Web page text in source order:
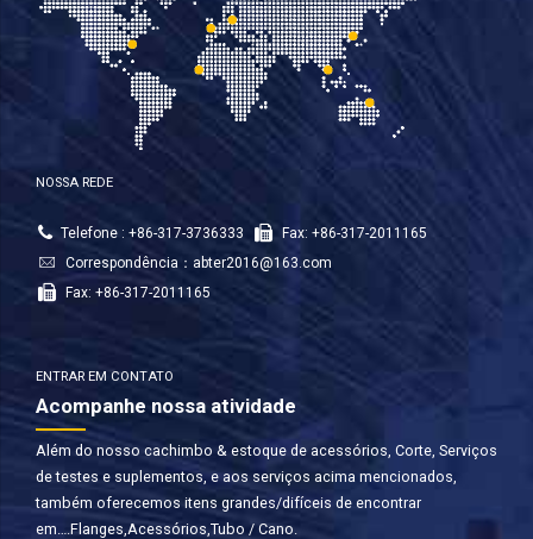
NOSSA REDE
Telefone : +86-317-3736333
Fax: +86-317-2011165
Correspondência： abter2016@163.com
Fax: +86-317-2011165
ENTRAR EM CONTATO
Acompanhe nossa atividade
Além do nosso cachimbo & estoque de acessórios, Corte, Serviços
de testes e suplementos, e aos serviços acima mencionados,
também oferecemos itens grandes/difíceis de encontrar
em….Flanges,Acessórios,Tubo / Cano.